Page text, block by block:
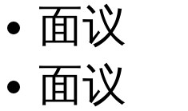
面议
面议